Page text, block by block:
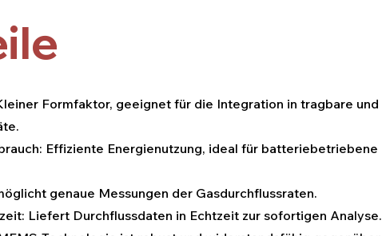
Formfaktor, geeignet für die Integration in tragbare und
Effiziente Energienutzung, ideal für batteriebetriebene
genaue Messungen der Gasdurchflussraten.
Liefert Durchflussdaten in Echtzeit zur sofortigen Analyse.